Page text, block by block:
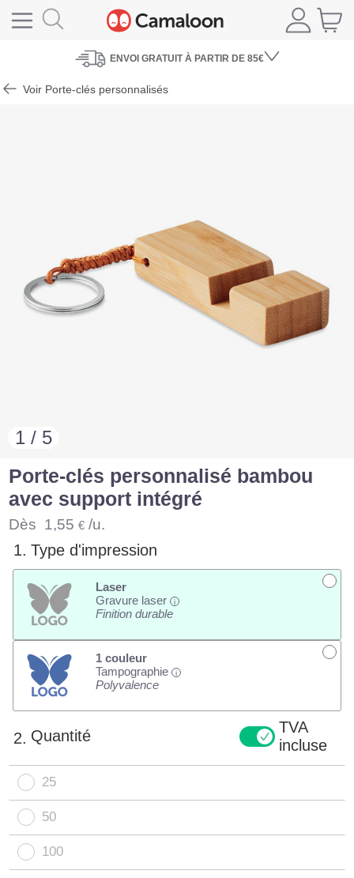
ENVOI GRATUIT À PARTIR DE 85€
Voir Porte-clés personnalisés
1 / 5
Porte-clés personnalisé bambou
avec support intégré
Dès 1,55 € /u.
1. Type d'impression
Laser
Gravure laser
i
Finition durable
1 couleur
Tampographie
i
Polyvalence
2. Quantité
TVA
incluse
25
50
100